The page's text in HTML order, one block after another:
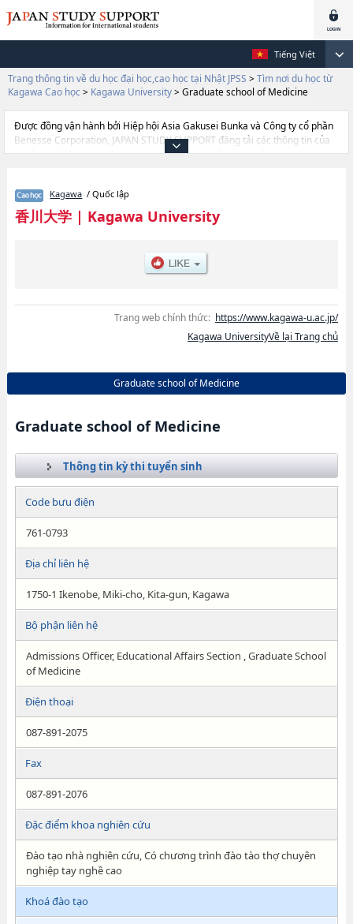
Tiếng Việt
Trang thông tin về du học đại học,cao học tại Nhật JPSS > Tìm nơi du học từ
Kagawa Cao học > Kagawa University> Graduate school of Medicine
Được đồng vận hành bởi Hiệp hội Asia Gakusei Bunka và Công ty cổ phần
Benesse Corporation, JAPAN STUDY SUPPORT đăng tải các thông tin của
khoảng 1.300 trường đại học, cao học, trường đại học ngắn hạn, trường
cần thiết dành cho du học sinh, như là về các Graduate school of
Medicine, thông tin về từng khoa nghiên cứu, thông tin liên quan đến thi
tuyển như số lượng tuyển sinh, số lượng trúng tuyển, cở sở trang thiết bị,
Kagawa / Quốc lập
香川大学| Kagawa University
Trang web chính thức: https://www.kagawa-u.ac.jp/
Kagawa UniversityVề lại Trang chủ
Graduate school of Medicine
Graduate school of Medicine
Thông tin kỳ thi tuyển sinh
Code bưu điện
761-0793
Địa chỉ liên hệ
1750-1 Ikenobe, Miki-cho, Kita-gun, Kagawa
Bộ phận liên hệ
Admissions Officer, Educational Affairs Section , Graduate School
of Medicine
Điện thoại
087-891-2075
Fax
087-891-2076
Đặc điểm khoa nghiên cứu
Đào tạo nhà nghiên cứu, Có chương trình đào tào thợ chuyên
nghiệp tay nghề cao
Khoá đào tạo